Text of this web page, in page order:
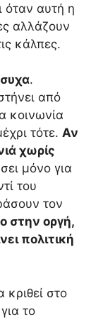
όταν αυτή η
αλλάζουν
κάλπες.
.
από
κοινωνία
τότε. Αν
χωρίς
μόνο για
του
τον
στην οργή,
πολιτική
κριθεί στο
το